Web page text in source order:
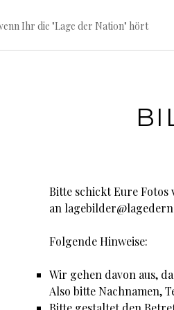
Ihr die "Lage der Nation" hört
Bitte schickt Eure
an
Folgende Hinweise:
Wir gehen davon aus,
Also bitte Nachnamen,